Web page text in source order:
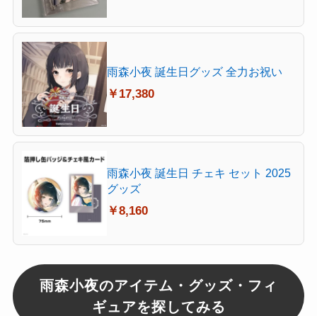
雨森小夜 誕生日グッズ 全力お祝い
￥17,380
雨森小夜 誕生日 チェキ セット 2025
グッズ
￥8,160
雨森小夜のアイテム・グッズ・フィ
ギュアを探してみる